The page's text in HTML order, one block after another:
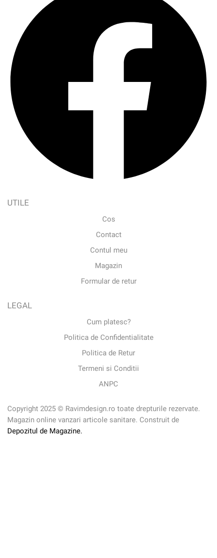
UTILE
Cos
Contact
Contul meu
Magazin
Formular de retur
LEGAL
Cum platesc?
Politica de Confidentialitate
Politica de Retur
Termeni si Conditii
ANPC
Copyright 2025 © Ravimdesign.ro toate drepturile rezervate.
Magazin online vanzari articole sanitare. Construit de
Depozitul de Magazine.